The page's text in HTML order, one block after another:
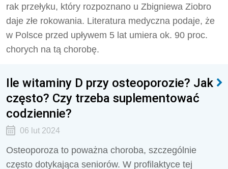
rak przełyku, który rozpoznano u Zbigniewa Ziobro
daje złe rokowania. Literatura medyczna podaje, że
w Polsce przed upływem 5 lat umiera ok. 90 proc.
chorych na tą chorobę.
Ile witaminy D przy osteoporozie? Jak
często? Czy trzeba suplementować
codziennie?
06 lut 2024
Osteoporoza to poważna choroba, szczególnie
często dotykająca seniorów. W profilaktyce tej